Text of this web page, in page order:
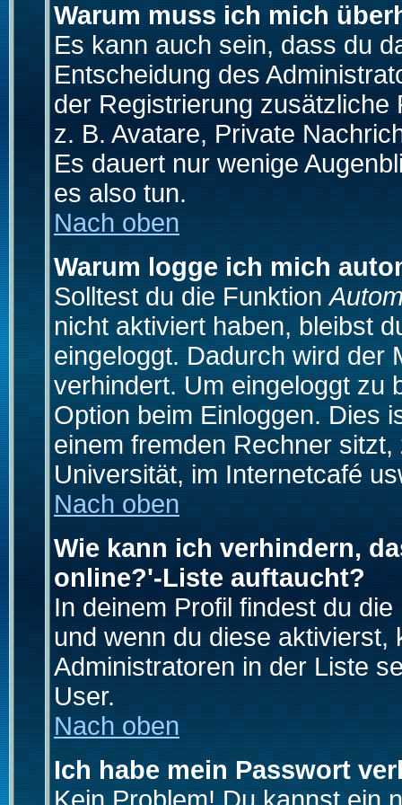
Warum muss ich mich
Es kann auch sein, dass du
Entscheidung des
der Registrierung
z. B. Avatare, Private
Es dauert nur wenige
es also tun.
Nach oben
Warum logge ich mich
Solltest du die Funktion
nicht aktiviert haben, bleibst
eingeloggt. Dadurch wird der
verhindert. Um eingeloggt zu
Option beim Einloggen. Dies
einem fremden Rechner
Universität, im Internetcafé
Nach oben
Wie kann ich verhindern,
online?'-Liste auftaucht?
In deinem Profil findest du
und wenn du diese aktivierst,
Administratoren in der Liste
User.
Nach oben
Ich habe mein Passwort